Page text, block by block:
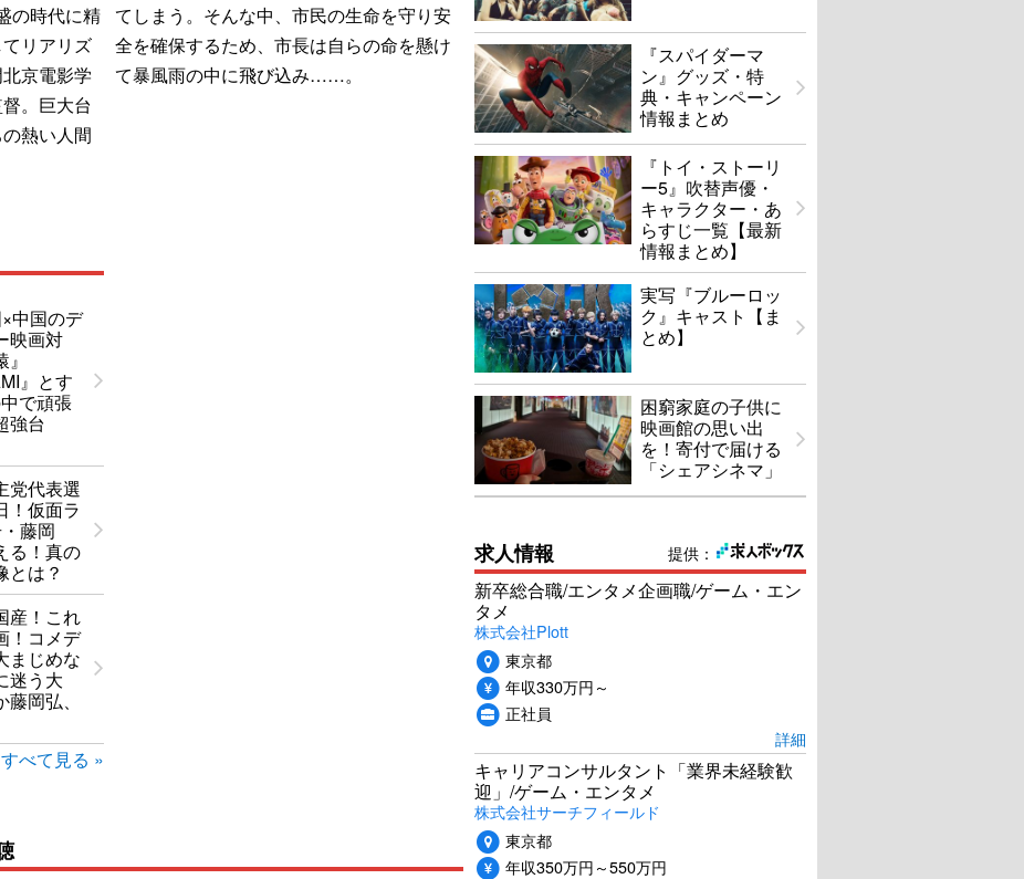
の時代に精
リアリズ
京電影学
。巨大台
熱い人間
てしまう。そんな中、市民の生命を守り安
全を確保するため、市長は自らの命を懸け
て暴風雨の中に飛び込み……。
中国のデ
映画対
』とす
で頑張
強台
党代表選
！仮面ラ
藤岡
る！真の
とは？
産！これ
！コメデ
まじめな
迷う大
岡弘、
すべて見る »
『スパイダーマ
ン』グッズ・特
典・キャンペーン
情報まとめ
『トイ・ストーリ
ー5』吹替声優・
キャラクター・あ
らすじ一覧【最新
情報まとめ】
実写『ブルーロッ
ク』キャスト【ま
とめ】
困窮家庭の子供に
映画館の思い出
を！寄付で届ける
「シェアシネマ」
提供：
求人情報
新卒総合職/エンタメ企画職/ゲーム・エン
タメ
株式会社Plott
東京都
年収330万円～
正社員
詳細
キャリアコンサルタント「業界未経験歓
迎」/ゲーム・エンタメ
株式会社サーチフィールド
東京都
年収350万円～550万円